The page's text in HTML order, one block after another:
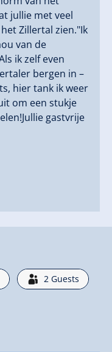
jullie met veel
Zillertal zien."Ik
van de
ik zelf even
bergen in –
hier tank ik weer
om een stukje
gastvrije
2 Guests